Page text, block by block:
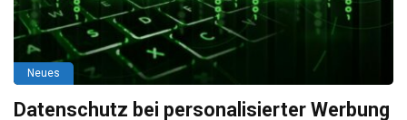
Neues
Datenschutz bei personalisierter Werbung